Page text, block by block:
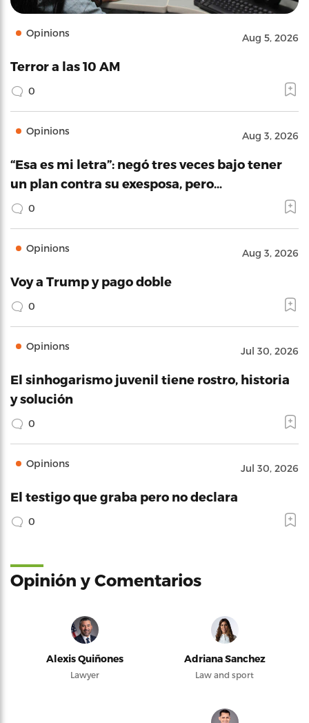
Opinions Aug 5, 2026
Terror a las 10 AM
0
Opinions Aug 3, 2026
“Esa es mi letra”: negó tres veces bajo tener
un plan contra su exesposa, pero…
0
Opinions Aug 3, 2026
Voy a Trump y pago doble
0
Opinions Jul 30, 2026
El sinhogarismo juvenil tiene rostro, historia
y solución
0
Opinions Jul 30, 2026
El testigo que graba pero no declara
0
Opinión y Comentarios
Alexis Quiñones
Lawyer
Adriana Sanchez
Law and sport